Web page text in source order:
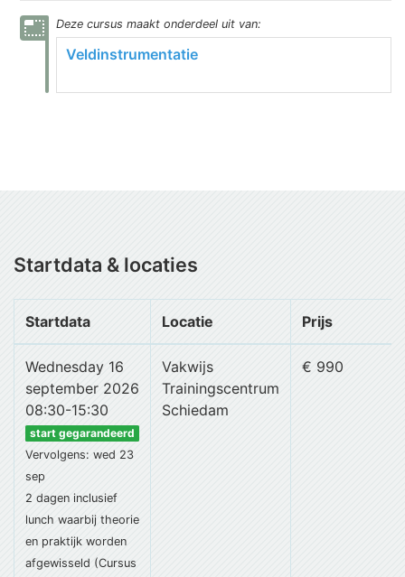
photo_size_select_small Dezecursus maakt onderdeel uit van:
Veldinstrumentatie
Startdata & locaties
Startdata Locatie Prijs
Wednesday 16
september 2026
08:30-15:30
start gegarandeerd
Vervolgens: wed 23
sep
2 dagen inclusief
lunch waarbij theorie
en praktijk worden
afgewisseld (Cursus
Vakwijs
Trainingscentrum
Schiedam
€ 990